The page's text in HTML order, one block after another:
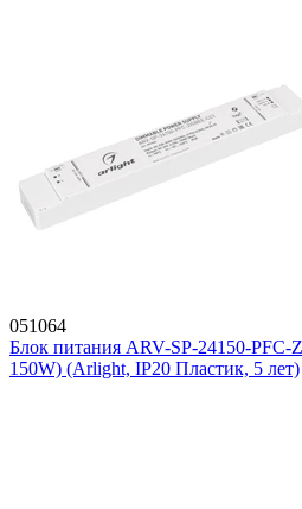
051064
Блок питания ARV-SP-24150-
150W) (Arlight, IP20 Пластик, 5 лет)